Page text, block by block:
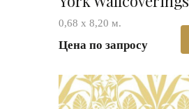
0,68 х 8,20 м.
Цена по запросу